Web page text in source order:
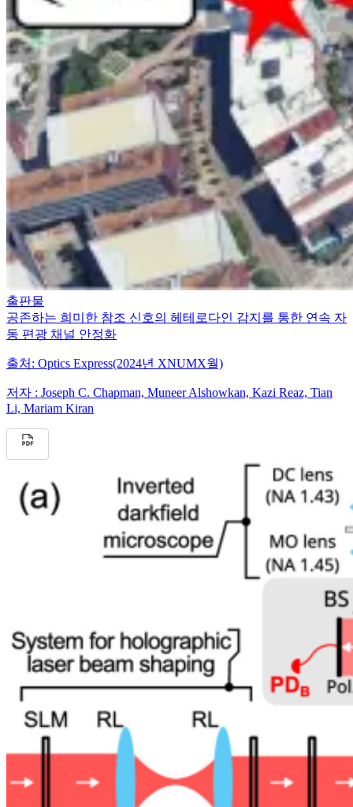
출판물
공존하는 희미한 참조 신호의 헤테로다인 감지를 통한 연속 자
동 편광 채널 안정화
출처: Optics Express(2024년 XNUMX월)
저자 : Joseph C. Chapman, Muneer Alshowkan, Kazi Reaz, Tian
Li, Mariam Kiran